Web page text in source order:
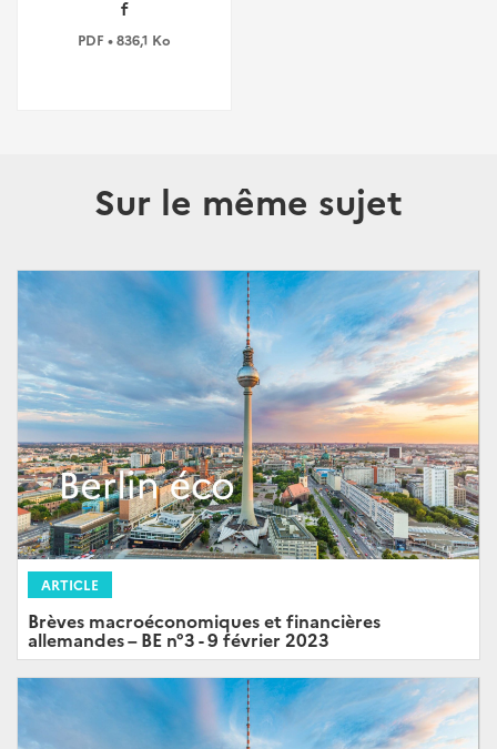
f
PDF • 836,1 Ko
Sur le même sujet
ARTICLE
Brèves macroéconomiques et financières
allemandes – BE n°3 - 9 février 2023